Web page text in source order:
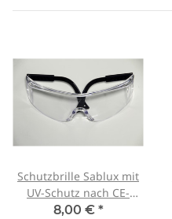
Schutzbrille Sablux mit
UV-Schutz nach CE-
EN166
8,00 € *